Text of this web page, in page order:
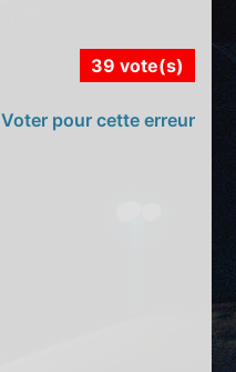
39 vote(s)
Voter pour cette erreur